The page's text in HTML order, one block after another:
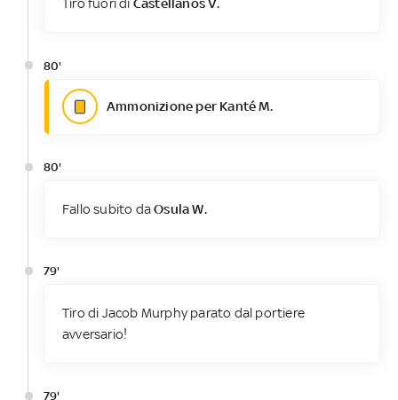
Tiro fuori di Castellanos V.
80'
Ammonizione per Kanté M.
80'
Fallo subito daOsula W.
79'
Tiro di Jacob Murphy parato dal portiere
avversario!
79'